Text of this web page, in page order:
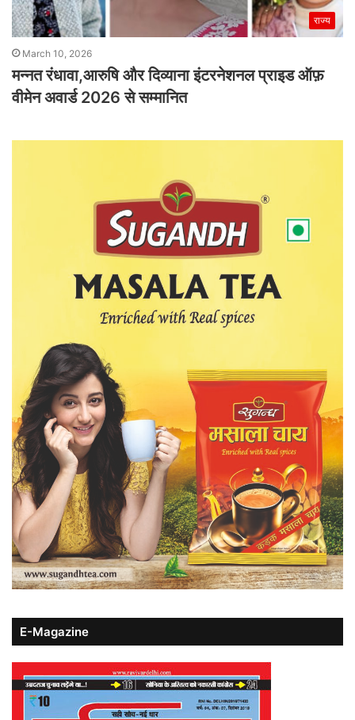
राज्य
March 10, 2026
मन्नत रंधावा,आरुषि और दिव्याना इंटरनेशनल प्राइड ऑफ़
वीमेन अवार्ड 2026 से सम्मानित
E-Magazine